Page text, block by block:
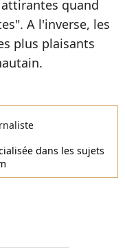
quand
A l'inverse, les
plus plaisants
dans les sujets